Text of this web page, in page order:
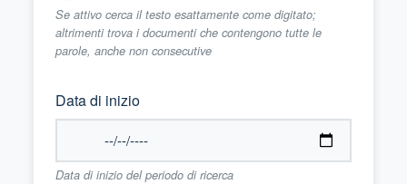
Se attivo cerca il testo esattamente come digitato;
altrimenti trova i documenti che contengono tutte le
parole, anche non consecutive
Data di inizio
Data di inizio del periodo di ricerca